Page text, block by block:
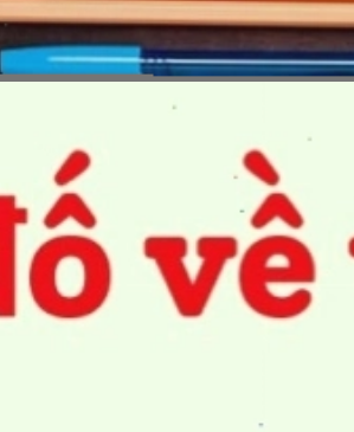
https://erci.edu.vn/cau-do-